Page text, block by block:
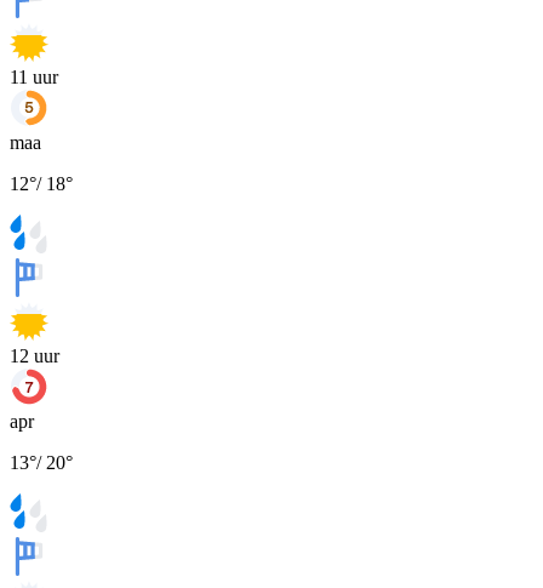
11 uur
maa
12°/ 18°
12 uur
apr
13°/ 20°